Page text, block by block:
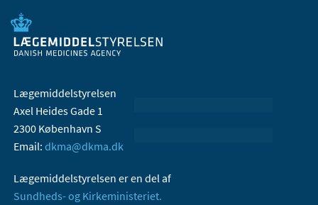
Lægemiddelstyrelsen
Axel Heides Gade 1
2300 København S
Email: dkma@dkma.dk
Lægemiddelstyrelsen er en del af
Sundheds- og Kirkeministeriet.